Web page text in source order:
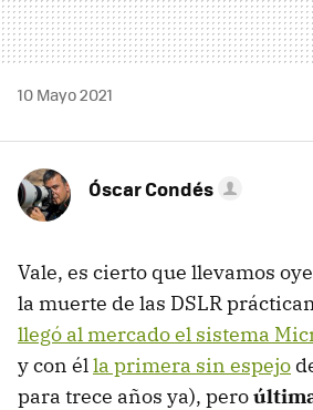
10 Mayo 2021
Óscar Condés
Vale, es cierto que llevamos
la muerte de las DSLR
llegó al mercado el sistema
y con élla primera sin espejo
para trece años ya), pero